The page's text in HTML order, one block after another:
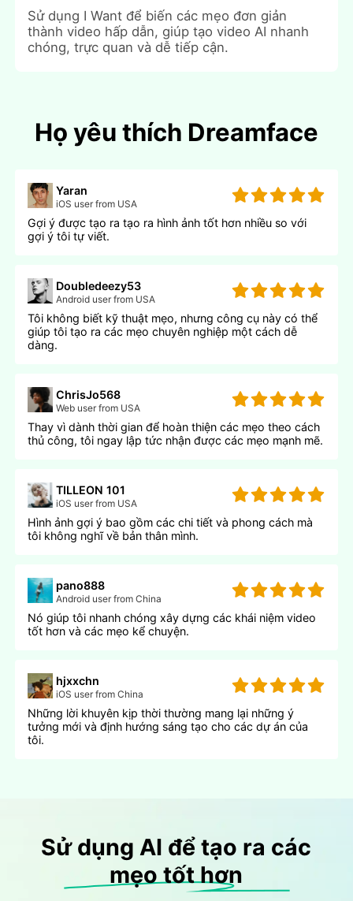
Sử dụng I Want để biến các mẹo đơn giản
thành video hấp dẫn, giúp tạo video AI nhanh
chóng, trực quan và dễ tiếp cận.
Họ yêu thích Dreamface
Yaran
iOS user from USA
Gợi ý được tạo ra tạo ra hình ảnh tốt hơn nhiều so với
gợi ý tôi tự viết.
Doubledeezy53
Android user from USA
Tôi không biết kỹ thuật mẹo, nhưng công cụ này có thể
giúp tôi tạo ra các mẹo chuyên nghiệp một cách dễ
dàng.
ChrisJo568
Web user from USA
Thay vì dành thời gian để hoàn thiện các mẹo theo cách
thủ công, tôi ngay lập tức nhận được các mẹo mạnh mẽ.
TILLEON 101
iOS user from USA
Hình ảnh gợi ý bao gồm các chi tiết và phong cách mà
tôi không nghĩ về bản thân mình.
pano888
Android user from China
Nó giúp tôi nhanh chóng xây dựng các khái niệm video
tốt hơn và các mẹo kể chuyện.
hjxxchn
iOS user from China
Những lời khuyên kịp thời thường mang lại những ý
tưởng mới và định hướng sáng tạo cho các dự án của
tôi.
Sử dụng AI để tạo ra các
mẹo tốt hơn